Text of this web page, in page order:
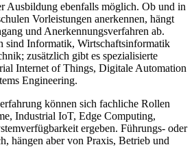
Ausbildung ebenfalls möglich. Ob und in
Vorleistungen anerkennen, hängt
und Anerkennungsverfahren ab.
sind Informatik, Wirtschaftsinformatik
zusätzlich gibt es spezialisierte
Internet of Things, Digitale Automation
Engineering.
können sich fachliche Rollen
Industrial IoT, Edge Computing,
ergeben. Führungs- oder
hängen aber von Praxis, Betrieb und